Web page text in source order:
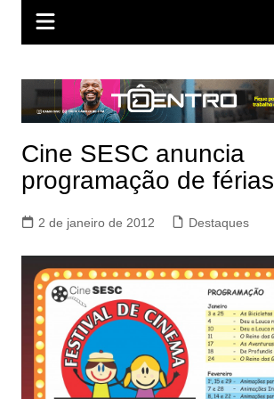
Cine SESC anuncia
programação de férias
2 de janeiro de 2012 Destaques